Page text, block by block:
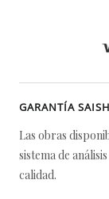
GARANTÍA
Las obras
sistema de
calidad.